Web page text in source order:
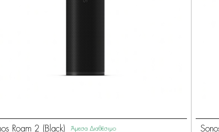
Roam 2 (Black) Άμεσα Διαθέσιμο